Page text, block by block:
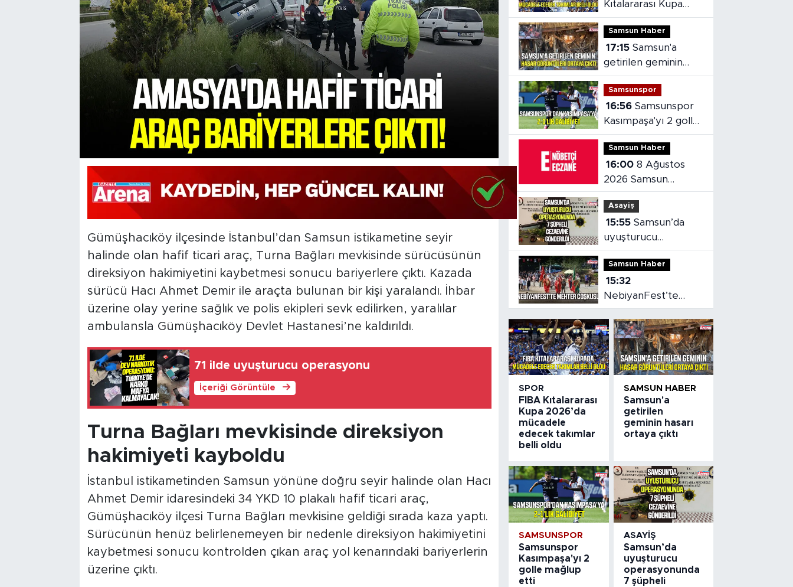
Gümüşhacıköy ilçesinde İstanbul’dan Samsun istikametine seyir
halinde olan hafif ticari araç, Turna Bağları mevkisinde sürücüsünün
direksiyon hakimiyetini kaybetmesi sonucu bariyerlere çıktı. Kazada
sürücü Hacı Ahmet Demir ile araçta bulunan bir kişi yaralandı. İhbar
üzerine olay yerine sağlık ve polis ekipleri sevk edilirken, yaralılar
ambulansla Gümüşhacıköy Devlet Hastanesi’ne kaldırıldı.
71 ilde uyuşturucu operasyonu
İçeriği Görüntüle
Turna Bağları mevkisinde direksiyon
hakimiyeti kayboldu
İstanbul istikametinden Samsun yönüne doğru seyir halinde olan Hacı
Ahmet Demir idaresindeki 34 YKD 10 plakalı hafif ticari araç,
Gümüşhacıköy ilçesi Turna Bağları mevkisine geldiği sırada kaza yaptı.
Sürücünün henüz belirlenemeyen bir nedenle direksiyon hakimiyetini
kaybetmesi sonucu kontrolden çıkan araç yol kenarındaki bariyerlerin
üzerine çıktı.
Kıtalararası Kupa
2026’da mücadele
edecek takımlar
belli oldu
Samsun Haber
17:15 Samsun'a
getirilen geminin
hasarı ortaya çıktı
Samsunspor
16:56 Samsunspor
Kasımpaşa'yı 2 golle
mağlup etti
Samsun Haber
16:00 8 Ağustos
2026 Samsun
nöbetçi eczaneler
Asayiş
15:55 Samsun’da
uyuşturucu
operasyonunda 7
şüpheli cezaevine
gönderildi
Samsun Haber
15:32
NebiyanFest’te
mehter coşkusu,
spor heyecanı
SPOR
FIBA Kıtalararası
Kupa 2026’da
mücadele
edecek takımlar
belli oldu
SAMSUN HABER
Samsun'a
getirilen
geminin hasarı
ortaya çıktı
SAMSUNSPOR
Samsunspor
Kasımpaşa'yı 2
golle mağlup
etti
ASAYIŞ
Samsun’da
uyuşturucu
operasyonunda
7 şüpheli